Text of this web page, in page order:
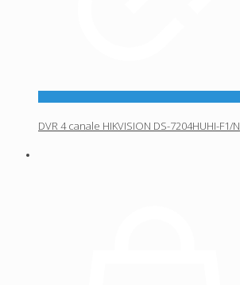
DVR 4 canale HIKVISION DS-7204HUHI-F1/N